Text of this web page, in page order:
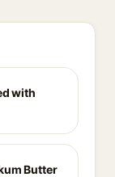
with
Butter